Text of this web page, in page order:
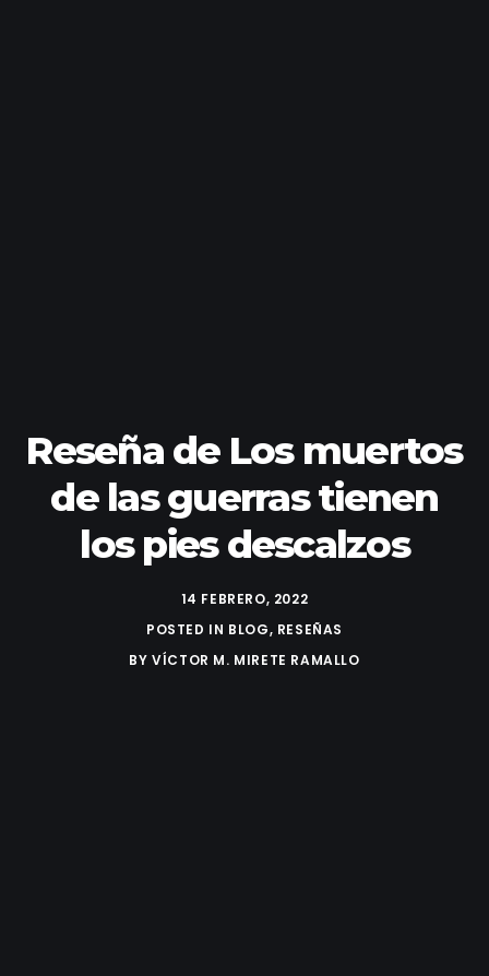
Reseña de Los muertos
de las guerras tienen
los pies descalzos
14 FEBRERO, 2022
POSTED IN BLOG, RESEÑAS
BYVÍCTOR M. MIRETE RAMALLO